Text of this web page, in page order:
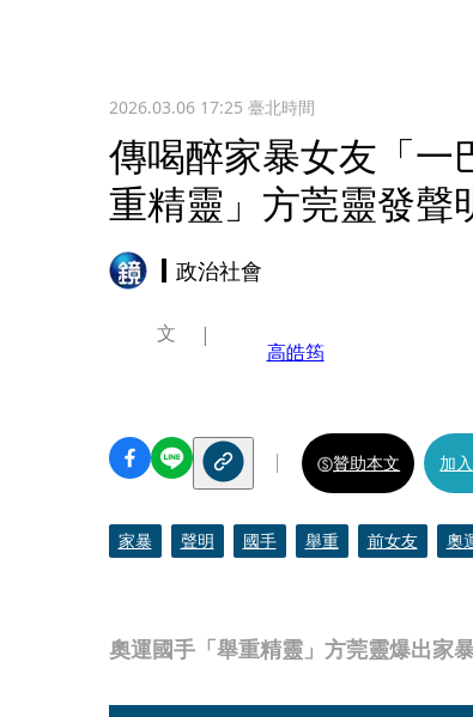
2026.03.06 17:25 臺北時間
傳喝醉家暴女友「
重精靈」方莞靈發聲
政治社會
奧運國手「舉重精靈」方莞靈爆出家
文
高皓筠
贊助本文 加
家暴 聲明 國手 舉重 前女友 奧